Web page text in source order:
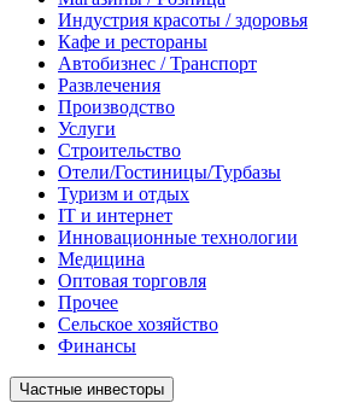
Индустрия красоты / здоровья
Кафе и рестораны
Автобизнес / Транспорт
Развлечения
Производство
Услуги
Строительство
Отели/Гостиницы/Турбазы
Туризм и отдых
IT и интернет
Инновационные технологии
Медицина
Оптовая торговля
Прочее
Сельское хозяйство
Финансы
Частные инвесторы